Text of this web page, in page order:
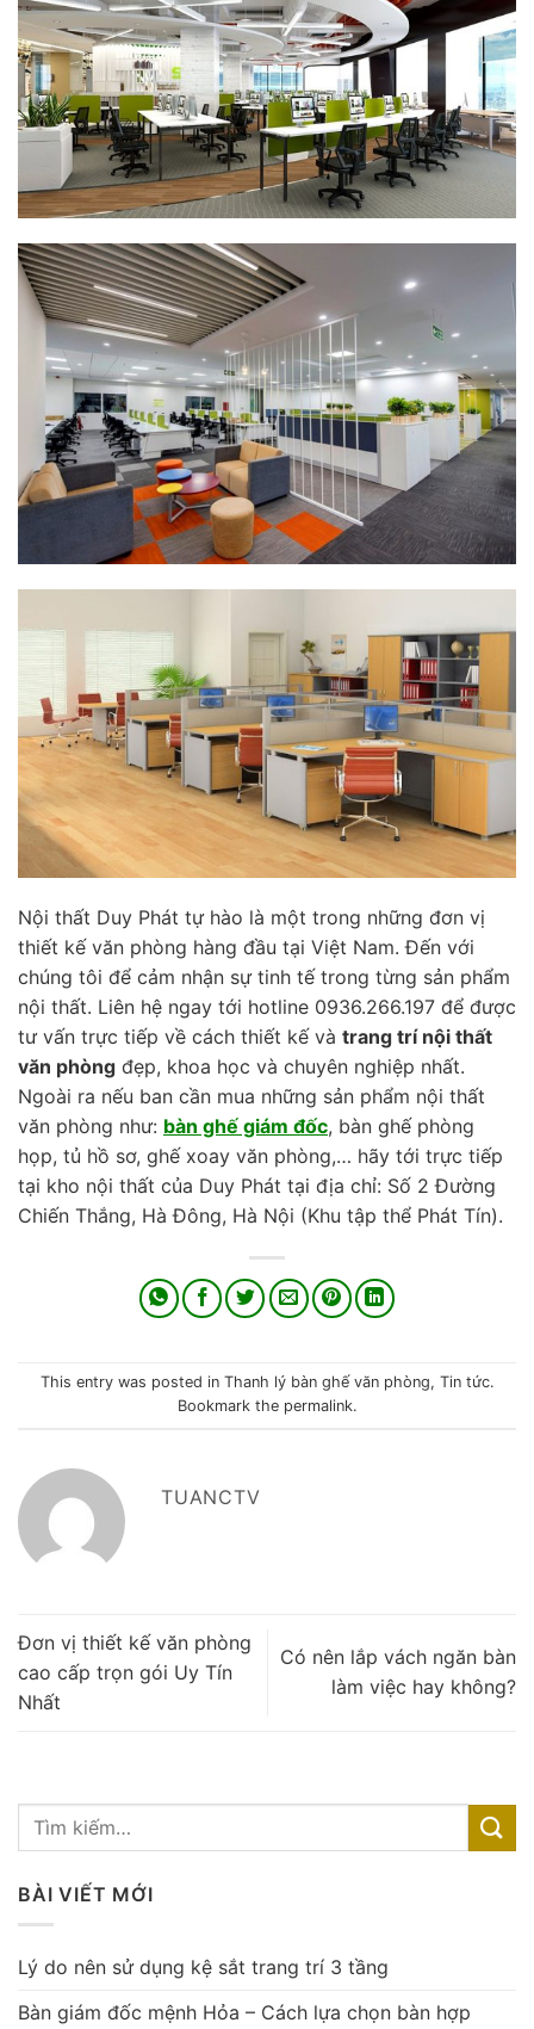
Nội thất Duy Phát tự hào là một trong những đơn vị
thiết kế văn phòng hàng đầu tại Việt Nam. Đến với
chúng tôi để cảm nhận sự tinh tế trong từng sản phẩm
nội thất. Liên hệ ngay tới hotline 0936.266.197 để được
tư vấn trực tiếp về cách thiết kế và trang trí nội thất
văn phòng đẹp, khoa học và chuyên nghiệp nhất.
Ngoài ra nếu ban cần mua những sản phẩm nội thất
văn phòng như: bàn ghế giám đốc, bàn ghế phòng
họp, tủ hồ sơ, ghế xoay văn phòng,… hãy tới trực tiếp
tại kho nội thất của Duy Phát tại địa chỉ: Số 2 Đường
Chiến Thắng, Hà Đông, Hà Nội (Khu tập thể Phát Tín).
This entry was posted in Thanh lý bàn ghế văn phòng, Tin tức.
Bookmark the permalink.
TUANCTV
Đơn vị thiết kế văn phòng
cao cấp trọn gói Uy Tín
Nhất
Có nên lắp vách ngăn bàn
làm việc hay không?
BÀI VIẾT MỚI
Lý do nên sử dụng kệ sắt trang trí 3 tầng
Bàn giám đốc mệnh Hỏa – Cách lựa chọn bàn hợp